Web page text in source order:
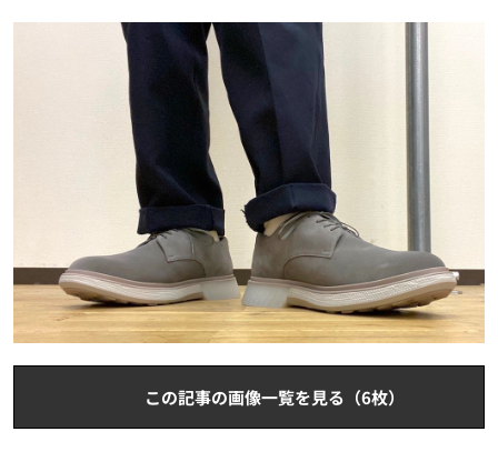
この記事の画像一覧を見る（6枚）